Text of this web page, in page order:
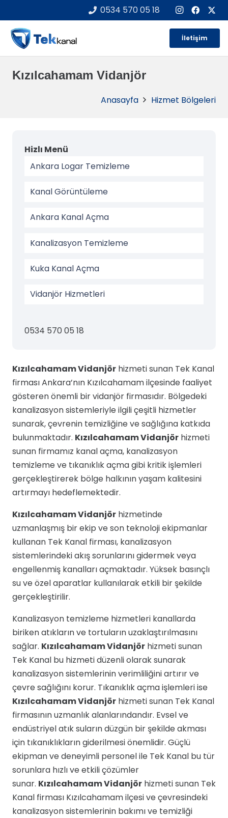
0534 570 05 18
İletişim
Kızılcahamam Vidanjör
Anasayfa Hizmet Bölgeleri
Hizlı Menü
Ankara Logar Temizleme
Kanal Görüntüleme
Ankara Kanal Açma
Kanalizasyon Temizleme
Kuka Kanal Açma
Vidanjör Hizmetleri
0534 570 05 18
Kızılcahamam Vidanjör hizmeti sunan Tek Kanal
firması Ankara’nın Kızılcahamam ilçesinde faaliyet
gösteren önemli bir vidanjör firmasıdır. Bölgedeki
kanalizasyon sistemleriyle ilgili çeşitli hizmetler
sunarak, çevrenin temizliğine ve sağlığına katkıda
bulunmaktadır. Kızılcahamam Vidanjör hizmeti
sunan firmamız kanal açma, kanalizasyon
temizleme ve tıkanıklık açma gibi kritik işlemleri
gerçekleştirerek bölge halkının yaşam kalitesini
artırmayı hedeflemektedir.
Kızılcahamam Vidanjör hizmetinde
uzmanlaşmış bir ekip ve son teknoloji ekipmanlar
kullanan Tek Kanal firması, kanalizasyon
sistemlerindeki akış sorunlarını gidermek veya
engellenmiş kanalları açmaktadır. Yüksek basınçlı
su ve özel aparatlar kullanılarak etkili bir şekilde
gerçekleştirilir.
Kanalizasyon temizleme hizmetleri kanallarda
biriken atıkların ve tortuların uzaklaştırılmasını
sağlar. Kızılcahamam Vidanjör hizmeti sunan
Tek Kanal bu hizmeti düzenli olarak sunarak
kanalizasyon sistemlerinin verimliliğini artırır ve
çevre sağlığını korur. Tıkanıklık açma işlemleri ise
Kızılcahamam Vidanjör hizmeti sunan Tek Kanal
firmasının uzmanlık alanlarındandır. Evsel ve
endüstriyel atık suların düzgün bir şekilde akması
için tıkanıklıkların giderilmesi önemlidir. Güçlü
ekipman ve deneyimli personel ile Tek Kanal bu tür
sorunlara hızlı ve etkili çözümler
sunar. Kızılcahamam Vidanjör hizmeti sunan Tek
Kanal firması Kızılcahamam ilçesi ve çevresindeki
kanalizasyon sistemlerinin bakımı ve temizliği